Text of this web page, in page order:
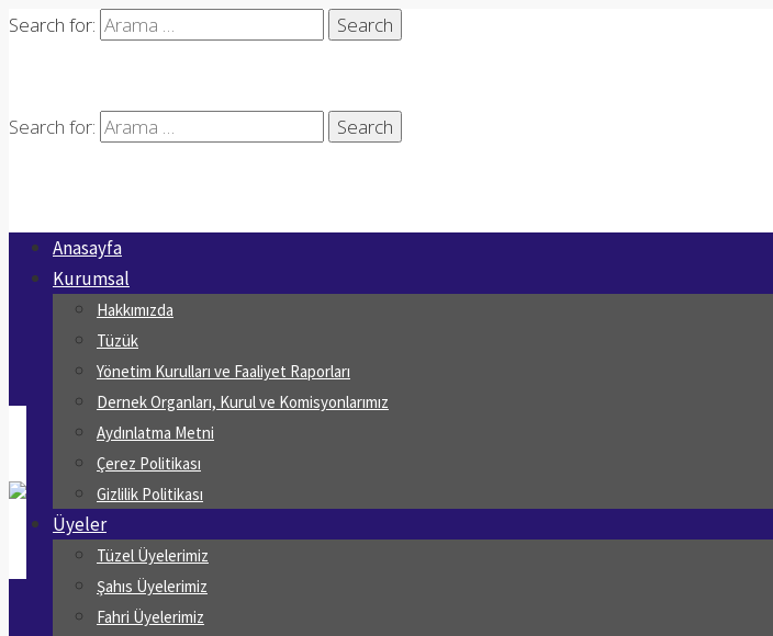
Search for:
Search for:
Anasayfa
Kurumsal
Hakkımızda
Tüzük
Yönetim Kurulları ve Faaliyet Raporları
Dernek Organları, Kurul ve Komisyonlarımız
Aydınlatma Metni
Çerez Politikası
Gizlilik Politikası
Üyeler
Tüzel Üyelerimiz
Şahıs Üyelerimiz
Fahri Üyelerimiz